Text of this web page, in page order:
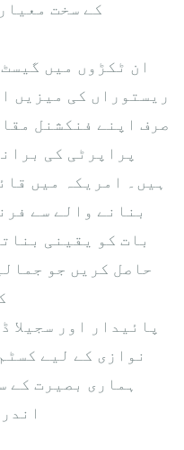
کے سخت
ان ٹکڑوں میں
ریستوراں کی میزیں
صرف اپنے فنکشنل
پراپرٹی کی
ہیں۔ امریکہ میں
بنانے والے سے
بات کو یقینی
حاصل کریں جو
پائیدار اور سجیلا
نوازی کے لیے
ہماری بصیرت کے